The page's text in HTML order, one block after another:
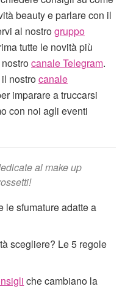
beauty e parlare con il
al nostrogruppo
tutte le novità più
canale Telegram.
nostrocanale
imparare a truccarsi
con noi agli eventi
al make up
le sfumature adatte a
scegliere? Le 5 regole
che cambiano la